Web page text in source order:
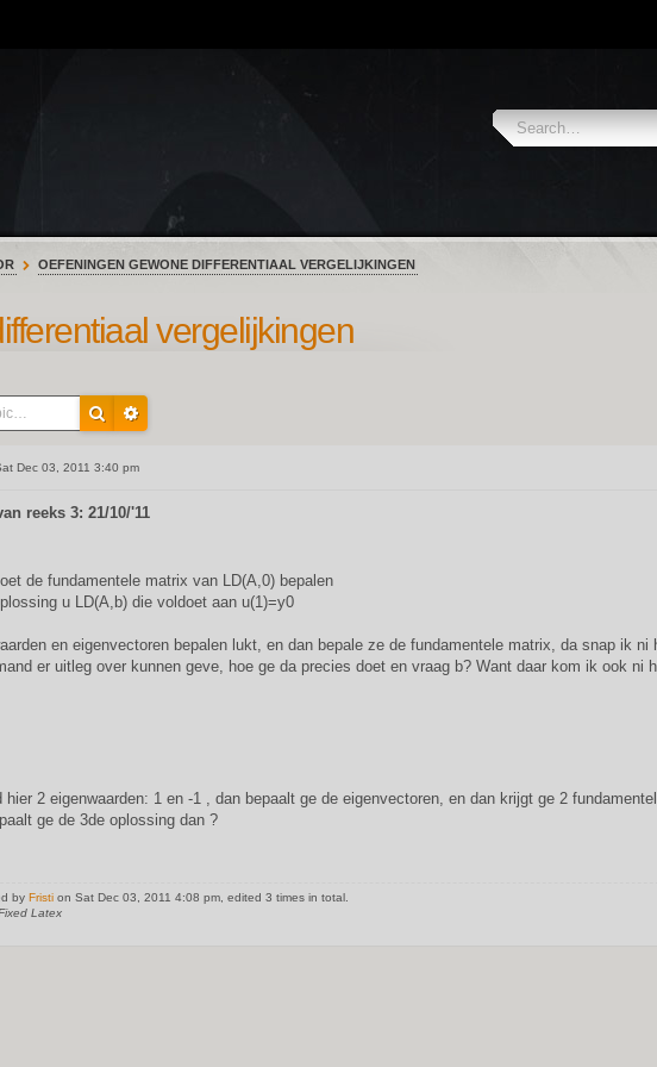
OEFENINGEN GEWONE DIFFERENTIAAL VERGELIJKINGEN
vergelijkingen
Dec 03, 2011 3:40 pm
reeks 3: 21/10/'11
de fundamentele matrix van LD(A,0) bepalen
u LD(A,b) die voldoet aan u(1)=y0
en eigenvectoren bepalen lukt, en dan bepale ze de fundamentele matrix, da snap ik ni
er uitleg over kunnen geve, hoe ge da precies doet en vraag b? Want daar kom ik ook ni
hier 2 eigenwaarden: 1 en -1 , dan bepaalt ge de eigenvectoren, en dan krijgt ge 2
ge de 3de oplossing dan ?
by Fristion Sat Dec 03, 2011 4:08 pm, edited 3 times in total.
Latex